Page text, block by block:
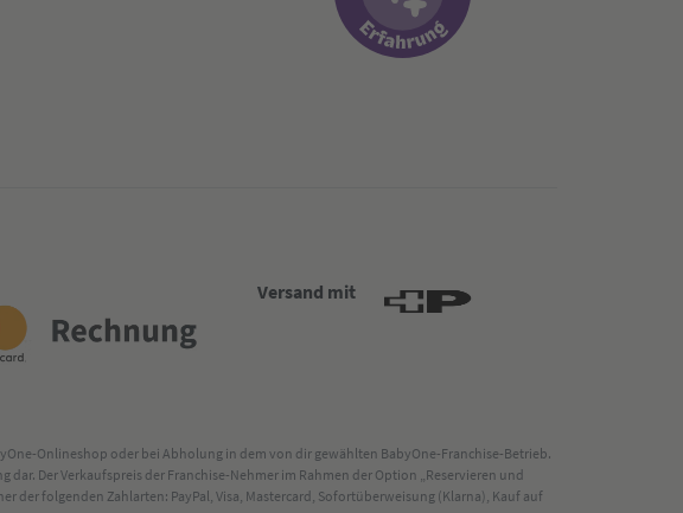
Versand mit
Onlineshop oder bei Abholung in dem von dir gewählten BabyOne-Franchise-Betrieb.
Der Verkaufspreis der Franchise-Nehmer im Rahmen der Option „Reservieren und
der folgenden Zahlarten: PayPal, Visa, Mastercard, Sofortüberweisung (Klarna), Kauf auf